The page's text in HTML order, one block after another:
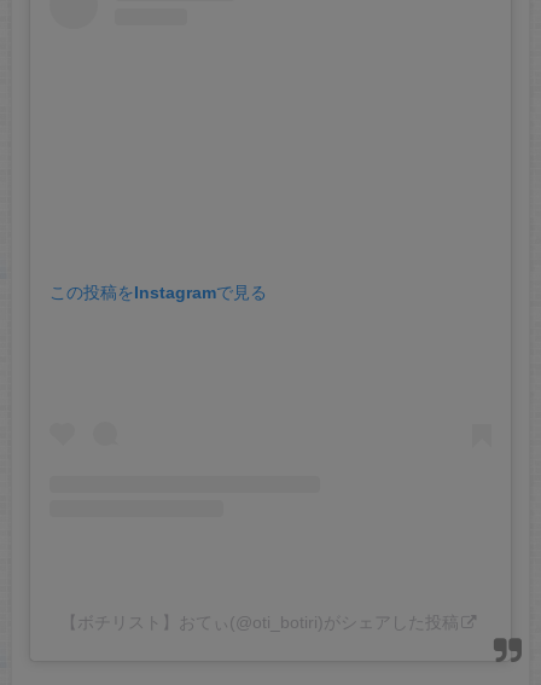
この投稿をInstagramで見る
【ボチリスト】おてぃ(@oti_botiri)がシェアした投稿